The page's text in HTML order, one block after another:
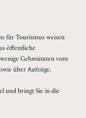
für Tourismus weisen
öffentliche
Gehminuten vom
über Aufzüge.
und bringt Sie in die